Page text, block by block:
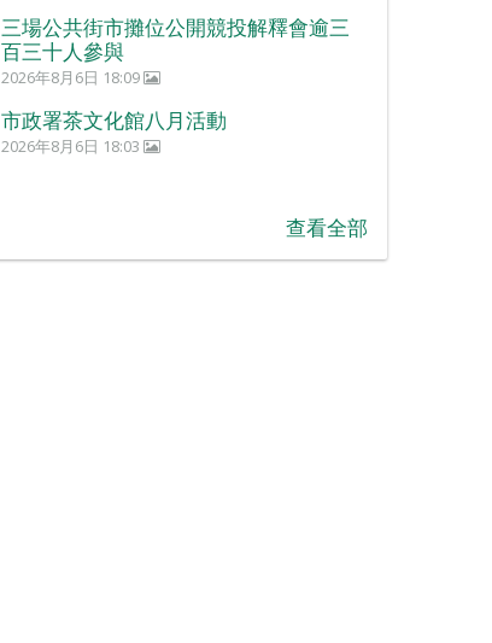
三場公共街市攤位公開競投解釋會逾三
百三十人參與
2026年8月6日 18:09
市政署茶文化館八月活動
2026年8月6日 18:03
查看全部